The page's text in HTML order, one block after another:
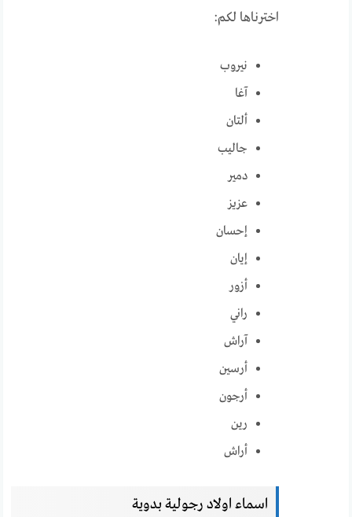
اخترناها لكم:
نيروب
آغا
ألتان
جاليب
دمير
عزيز
إحسان
إيان
أزور
راني
آراش
أرسين
أرجون
رين
أراش
اسماء اولاد رجولية بدوية